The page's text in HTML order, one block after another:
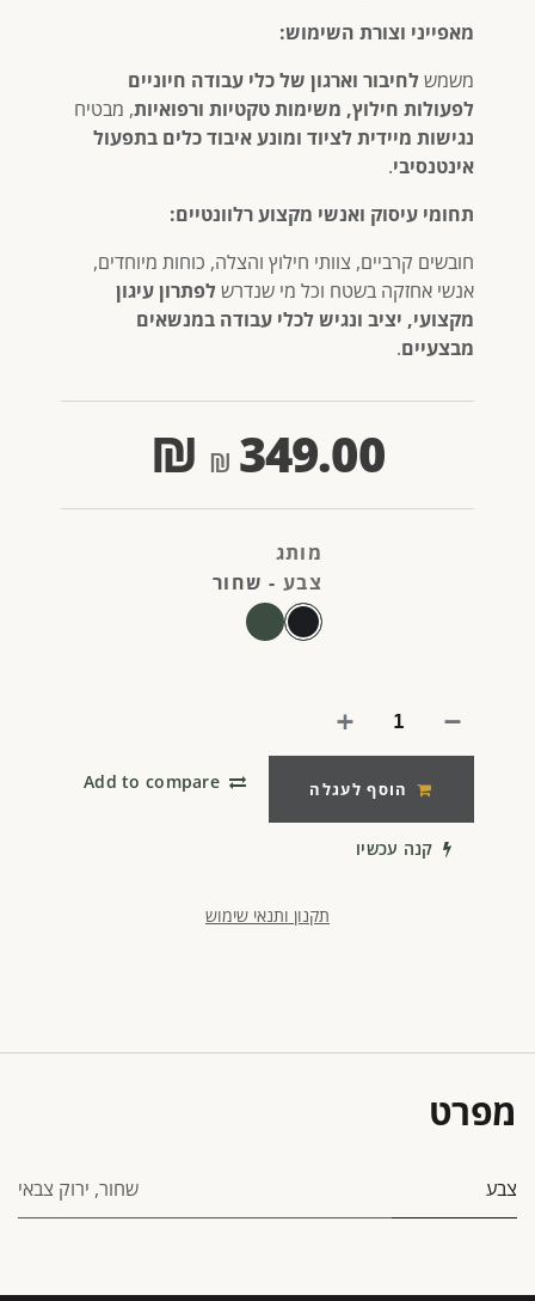
מאפייני וצורת השימוש:
משמש לחיבור וארגון של כלי עבודה חיוניים
לפעולות חילוץ, משימות טקטיות ורפואיות, מבטיח
נגישות מיידית לציוד ומונע איבוד כלים בתפעול
אינטנסיבי.
תחומי עיסוק ואנשי מקצוע רלוונטיים:
חובשים קרביים, צוותי חילוץ והצלה, כוחות מיוחדים,
אנשי אחזקה בשטח וכל מי שנדרש לפתרון עיגון
מקצועי, יציב ונגיש לכלי עבודה במנשאים
מבצעיים.
349.00
₪
מותג
צבע - שחור
הוסף לעגלה
קנה עכשיו
Add to compare
תקנון ותנאי שימוש
מפרט
צבע שחור, ירוק צבאי